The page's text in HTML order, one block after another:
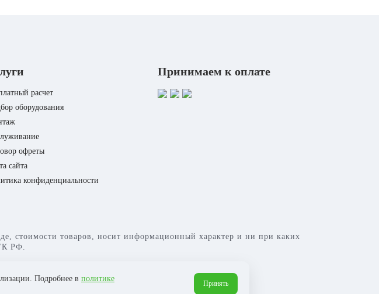
расчет
оборудования
офреты
сайта
конфиденциальности
Принимаем к оплате
стоимости товаров, носит информационный характер и ни при каких
РФ.
Подробнее в политике
Принять